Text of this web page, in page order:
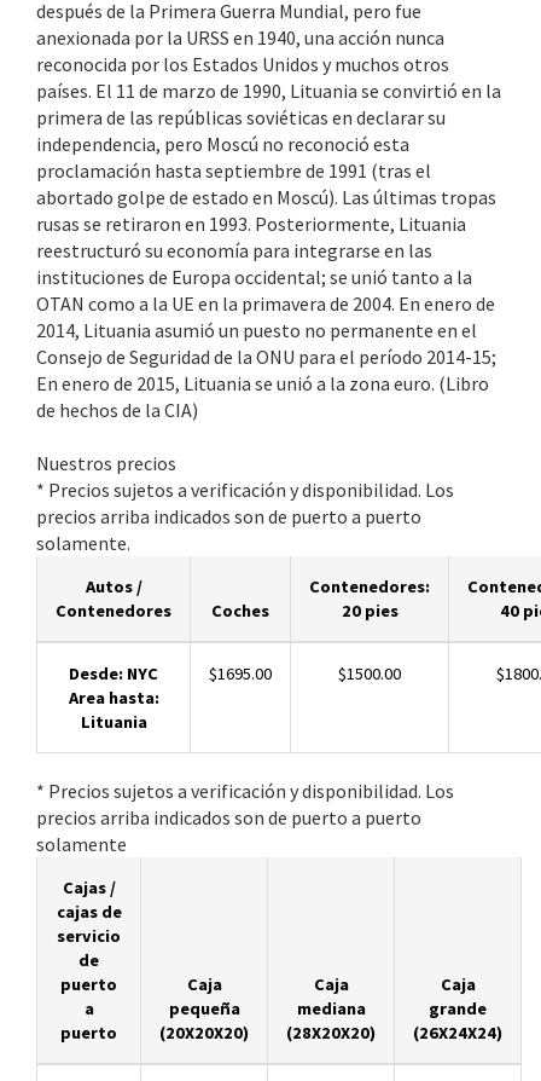
después de la Primera Guerra Mundial, pero fue
anexionada por la URSS en 1940, una acción nunca
reconocida por los Estados Unidos y muchos otros
países. El 11 de marzo de 1990, Lituania se convirtió en la
primera de las repúblicas soviéticas en declarar su
independencia, pero Moscú no reconoció esta
proclamación hasta septiembre de 1991 (tras el
abortado golpe de estado en Moscú). Las últimas tropas
rusas se retiraron en 1993. Posteriormente, Lituania
reestructuró su economía para integrarse en las
instituciones de Europa occidental; se unió tanto a la
OTAN como a la UE en la primavera de 2004. En enero de
2014, Lituania asumió un puesto no permanente en el
Consejo de Seguridad de la ONU para el período 2014-15;
En enero de 2015, Lituania se unió a la zona euro. (Libro
de hechos de la CIA)
Nuestros precios
* Precios sujetos a verificación y disponibilidad. Los
precios arriba indicados son de puerto a puerto
solamente.
Autos /
Contenedores
Coches
Contenedores:
20 pies
40
Desde: NYC
Area hasta:
Lituania
$1695.00 $1500.00
* Precios sujetos a verificación y disponibilidad. Los
precios arriba indicados son de puerto a puerto
solamente
Cajas /
cajas de
servicio
de
puerto
a
puerto
Caja
pequeña
(20X20X20)
Caja
mediana
(28X20X20)
Caja
grande
(26X24X24)